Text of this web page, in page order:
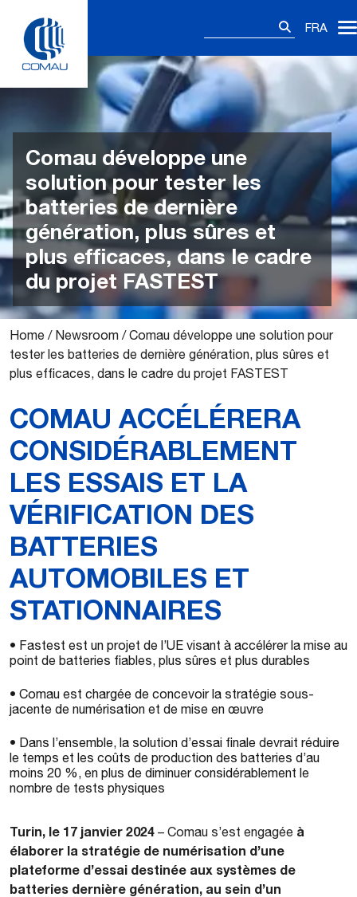
content
FRA
Comau développe une
solution pour tester les
batteries de dernière
génération, plus sûres et
plus efficaces, dans le cadre
du projet FASTEST
Home / Newsroom /Comau développe une solution pour
tester les batteries de dernière génération, plus sûres et
plus efficaces, dans le cadre du projet FASTEST
COMAU ACCÉLÉRERA
CONSIDÉRABLEMENT
LES ESSAIS ET LA
VÉRIFICATION DES
BATTERIES
AUTOMOBILES ET
STATIONNAIRES
• Fastest est un projet de l’UE visant à accélérer la mise au
point de batteries fiables, plus sûres et plus durables
• Comau est chargée de concevoir la stratégie sous-
jacente de numérisation et de mise en œuvre
• Dans l’ensemble, la solution d’essai finale devrait réduire
le temps et les coûts de production des batteries d’au
moins 20 %, en plus de diminuer considérablement le
nombre de tests physiques
Turin, le 17 janvier 2024 – Comau s’est engagée à
élaborer la stratégie de numérisation d’une
plateforme d’essai destinée aux systèmes de
batteries dernière génération, au sein d’un